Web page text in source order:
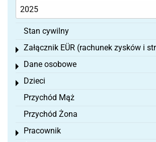
Stan cywilny
Załącznik EÜR (rachunek zysków i
Toggle menu
Dane osobowe
Toggle menu
Dzieci
Toggle menu
Przychód Mąż
Przychód Żona
Pracownik
Toggle menu